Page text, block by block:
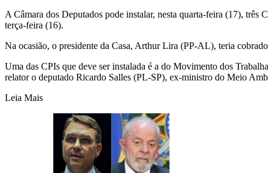
A Câmara dos Deputados pode instalar, nesta quarta-feira (17),
terça-feira (16).
Na ocasião, o presidente da Casa, Arthur Lira (PP-AL), teria
Uma das CPIs que deve ser instalada é a do Movimento dos
relator o deputado Ricardo Salles (PL-SP), ex-ministro do Meio
Leia Mais